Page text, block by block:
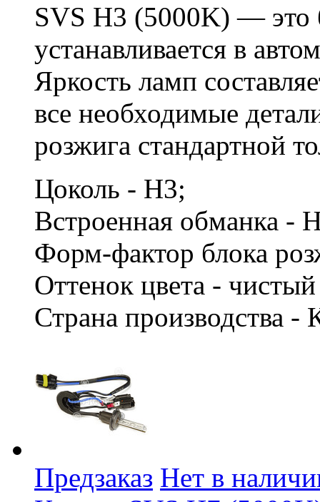
SVS H3 (5000K) — это
устанавливается в
Яркость ламп
все необходимые
розжига стандартной
Цоколь - H3;
Встроенная обманка -
Форм-фактор блока
Оттенок цвета -
Страна производства -
Предзаказ Нет в